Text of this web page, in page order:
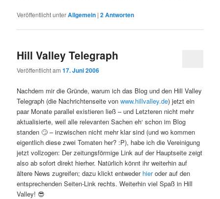
Veröffentlicht unterAllgemein |2Antworten
Hill Valley Telegraph
Veröffentlicht am17. Juni 2006
Nachdem mir die Gründe, warum ich das Blog und den Hill Valley
Telegraph (die Nachrichtenseite vonwww.hillvalley.de) jetzt ein
paar Monate parallel existieren ließ – und Letzteren nicht mehr
aktualisierte, weil alle relevanten Sachen eh‘ schon im Blog
standen 🙄 – inzwischen nicht mehr klar sind (und wo kommen
eigentlich diese zwei Tomaten her? :P), habe ich die Vereinigung
jetzt vollzogen: Der zeitungsförmige Link auf der Hauptseite zeigt
also ab sofort direkt hierher. Natürlich könnt ihr weiterhin auf
ältere News zugreifen; dazu klickt entweder hieroder auf den
entsprechenden Seiten-Link rechts. Weiterhin viel Spaß in Hill
Valley! 😎